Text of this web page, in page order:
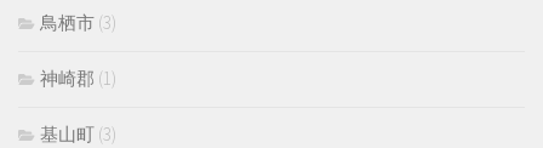
鳥栖市 (3)
神崎郡 (1)
基山町 (3)